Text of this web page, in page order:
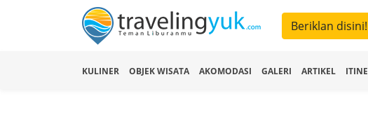
Beriklan disini!
KULINER OBJEK WISATA AKOMODASI GALERI ARTIKEL